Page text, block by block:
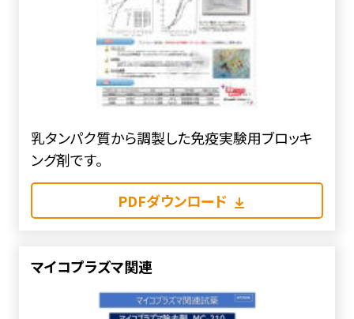
乳タンパク質から調製した免疫実験用ブロッキ
ング剤です。
PDFダウンロード
マイコプラズマ関連